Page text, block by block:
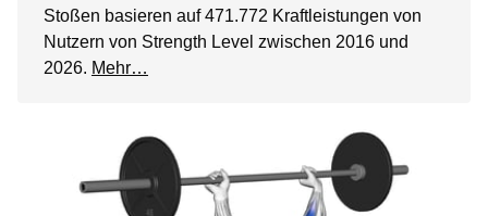
Stoßen basieren auf 471.772 Kraftleistungen von
Nutzern von Strength Level zwischen 2016 und
2026. Mehr…